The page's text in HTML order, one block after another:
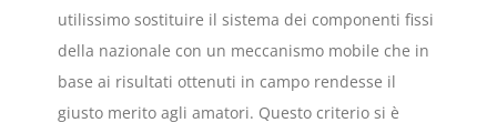
utilissimo sostituire il sistema dei componenti fissi
della nazionale con un meccanismo mobile che in
base ai risultati ottenuti in campo rendesse il
giusto merito agli amatori. Questo criterio si è